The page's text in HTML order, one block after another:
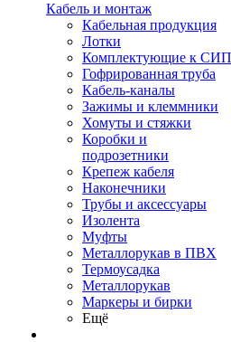
Кабель и монтаж
Кабельная продукция
Лотки
Комплектующие к СИП
Гофрированная труба
Кабель-каналы
Зажимы и клеммники
Хомуты и стяжки
Коробки и
подрозетники
Крепеж кабеля
Наконечники
Трубы и аксессуары
Изолента
Муфты
Металлорукав в ПВХ
Термоусадка
Металлорукав
Маркеры и бирки
Ещё